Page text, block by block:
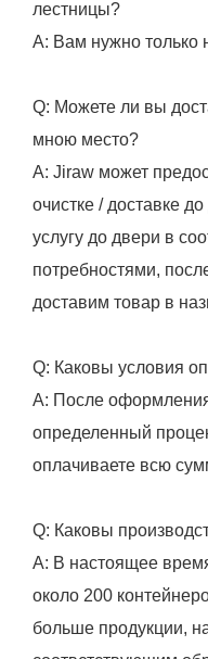
лестницы?
A: Вам нужно только
Q: Можете ли вы
мною место?
A: Jiraw может
очистке / доставке
услугу до двери в
потребностями,
доставим товар в
Q: Каковы условия
А: После
определенный
оплачиваете всю
Q: Каковы
A: В настоящее
около 200
больше продукции,